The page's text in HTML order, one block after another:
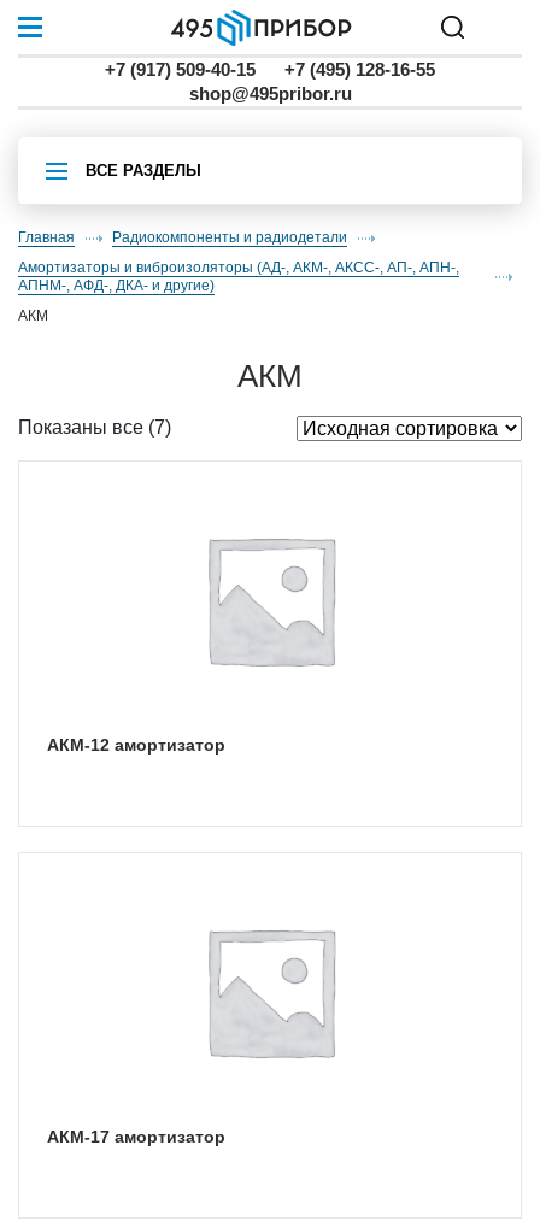
+7 (917) 509-40-15
+7 (495) 128-16-55
shop@495pribor.ru
ВСЕ РАЗДЕЛЫ
Главная
Радиокомпоненты и радиодетали
амортизаторы и виброизоляторы (АД-, АКМ-, АКСС-, АП-, АПН-,
АПНМ-, АФД-, ДКА- и другие)
АКМ
АКМ
Показаны все (7)
АКМ-12 амортизатор
АКМ-17 амортизатор